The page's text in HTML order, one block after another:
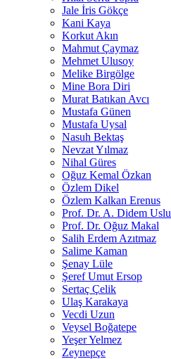
Jale İris Gökçe
Kani Kaya
Korkut Akın
Mahmut Çaymaz
Mehmet Ulusoy
Melike Birgölge
Mine Bora Diri
Murat Batıkan Avcı
Mustafa Günen
Mustafa Uysal
Nasuh Bektaş
Nevzat Yılmaz
Nihal Güres
Oğuz Kemal Özkan
Özlem Dikel
Özlem Kalkan Erenus
Prof. Dr. A. Didem Uslu
Prof. Dr. Oğuz Makal
Salih Erdem Azıtmaz
Salime Kaman
Şenay Lüle
Şeref Umut Ersop
Sertaç Çelik
Ulaş Karakaya
Vecdi Uzun
Veysel Boğatepe
Yeşer Yelmez
Zeynepçe